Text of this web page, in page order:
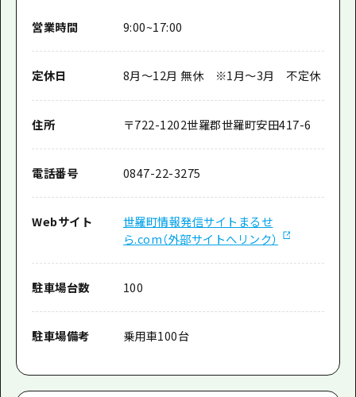
営業時間 9:00~17:00
定休日 8月～12月 無休 ※1月～3月 不定休
住所 〒722-1202世羅郡世羅町安田417-6
電話番号 0847-22-3275
Webサイト
世羅町情報発信サイトまるせ
ら.com（外部サイトへリンク）
駐車場台数 100
駐車場備考 乗用車100台